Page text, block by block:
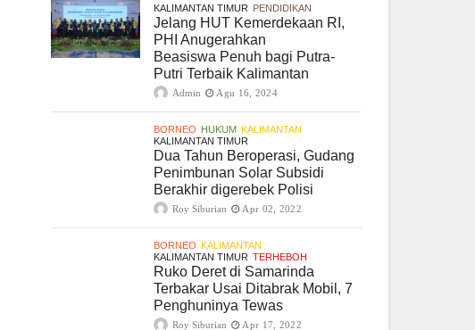
KALIMANTAN TIMUR PENDIDIKAN
Jelang HUT Kemerdekaan RI,
PHI Anugerahkan
Beasiswa Penuh bagi Putra-
Putri Terbaik Kalimantan
Admin Agu 16, 2024
BORNEO HUKUM KALIMANTAN
KALIMANTAN TIMUR
Dua Tahun Beroperasi, Gudang
Penimbunan Solar Subsidi
Berakhir digerebek Polisi
Roy Siburian Apr 02, 2022
BORNEO KALIMANTAN
KALIMANTAN TIMUR TERHEBOH
Ruko Deret di Samarinda
Terbakar Usai Ditabrak Mobil, 7
Penghuninya Tewas
Roy Siburian Apr 17, 2022